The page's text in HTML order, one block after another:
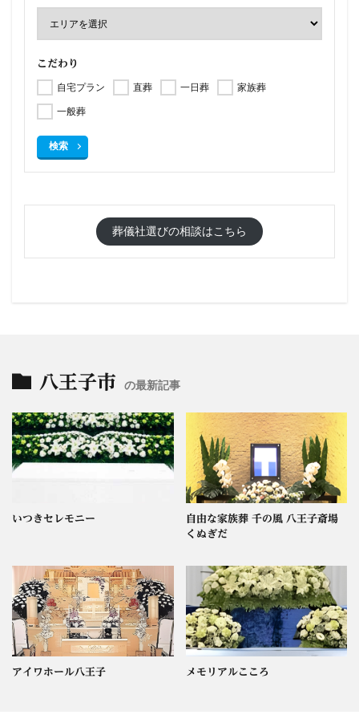
こだわり
自宅プラン 直葬 一日葬
家族葬
一般葬
検索
葬儀社選びの相談はこちら
八王子市 の最新記事
いつきセレモニー
自由な家族葬 千の風 八王子斎場
くぬぎだ
アイワホール八王子 メモリアルこころ